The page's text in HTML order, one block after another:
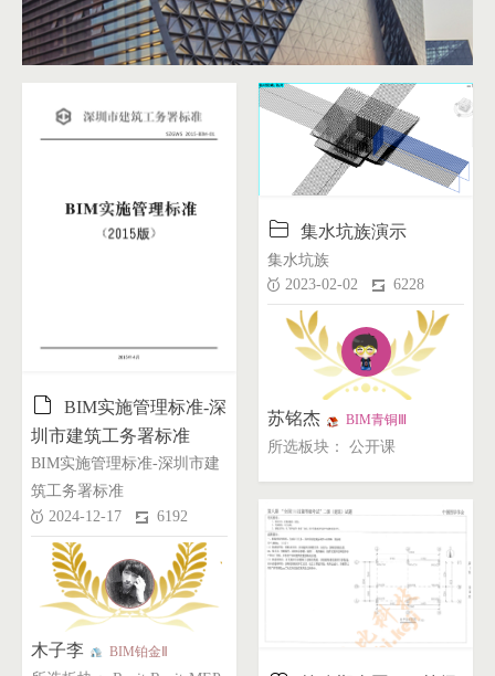

BIM实施管理标准-深
圳市建筑工务署标准
BIM实施管理标准-深圳市建
筑工务署标准
2024-12-17
6192
木子李 BIM铂金Ⅱ
 集水坑族演示
集水坑族
2023-02-02
6228
苏铭杰 BIM青铜Ⅲ
所选板块： 公开课